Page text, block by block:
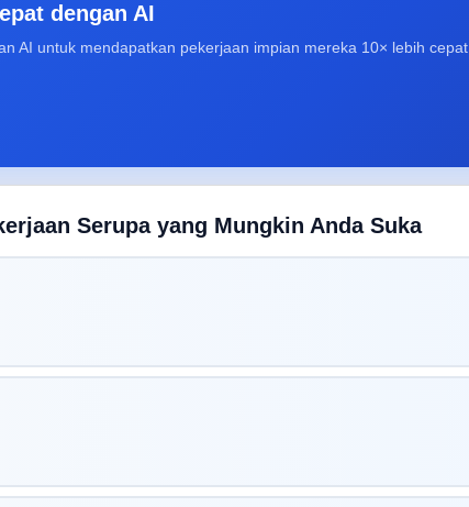
dengan AI
AI untuk mendapatkan pekerjaan impian mereka 10× lebih cepat
Serupa yang Mungkin Anda Suka